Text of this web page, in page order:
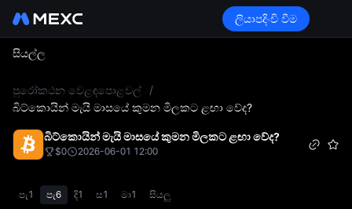
ලියාපදිංචි වීම
සියල්ල
පුරෝකථන වෙළඳපොළවල්
/
බිට්කොයින් මැයි මාසයේ කුමන මිලකට ළඟා වේද?
බිට්කොයින් මැයි මාසයේ කුමන මිලකට ළඟා වේද?
$0 2026-06-01 12:00
පැ1 පැ6 දි1 ස1 මා1 සියලු